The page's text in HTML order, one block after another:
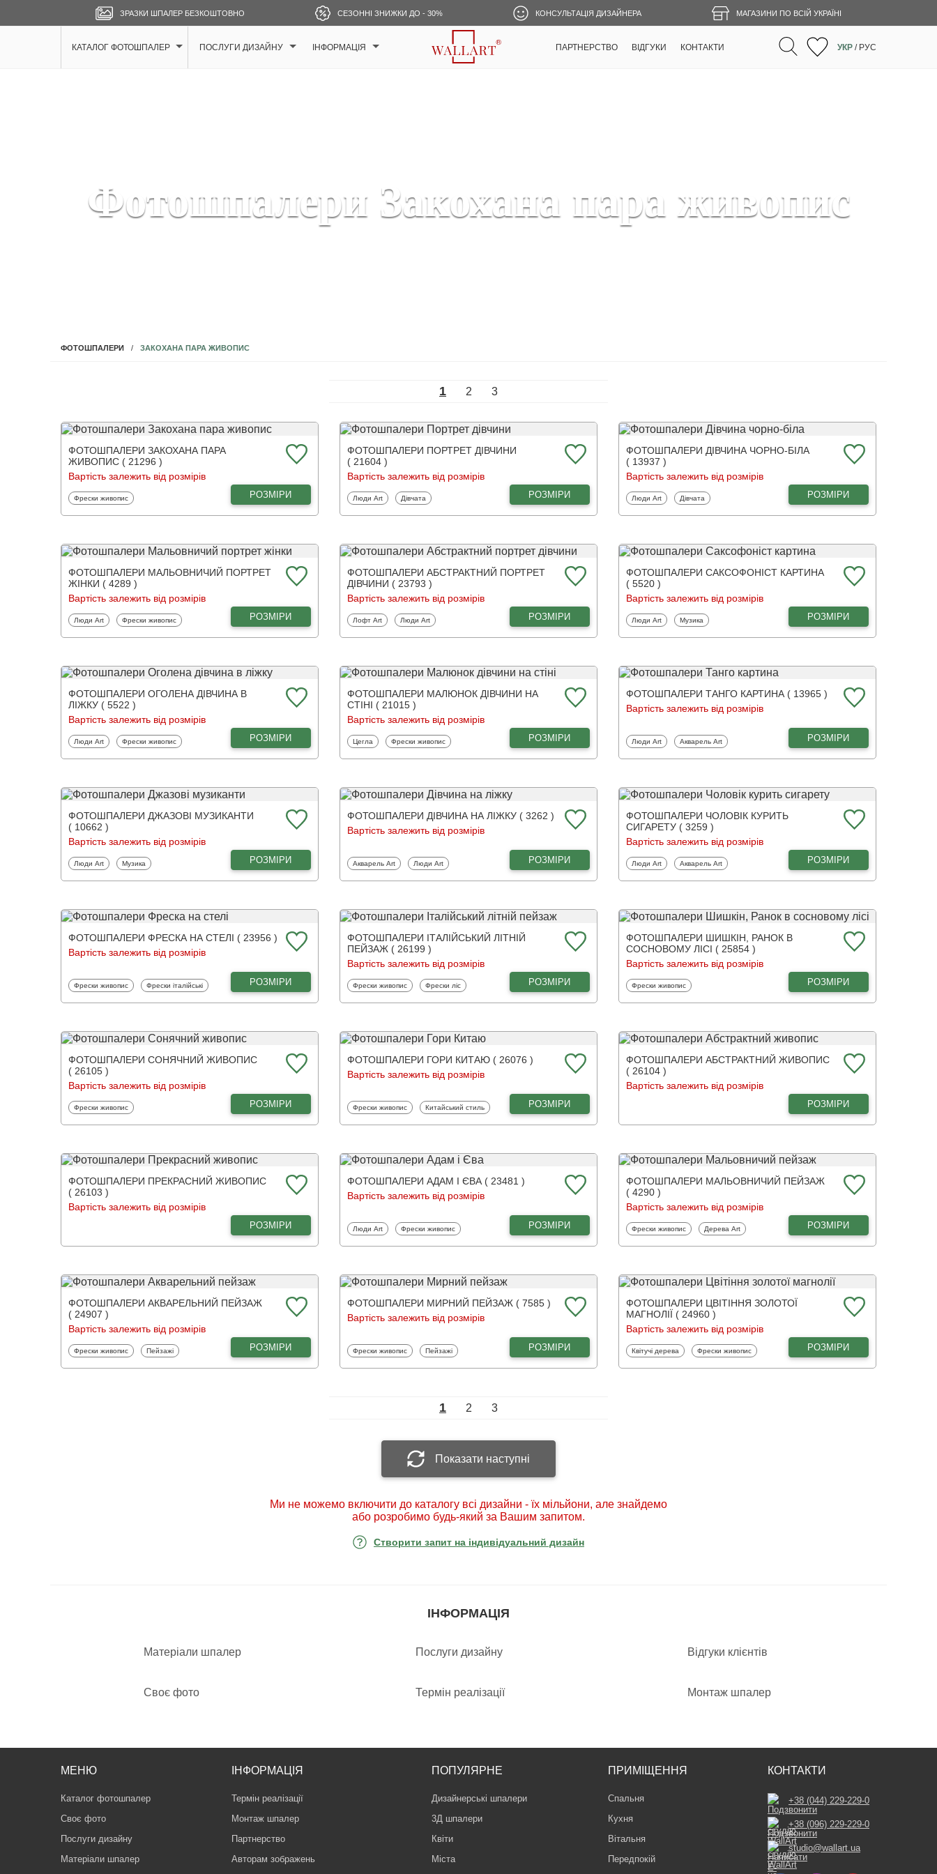
ЗРАЗКИ ШПАЛЕР БЕЗКОШТОВНО СЕЗОННІ ЗНИЖКИ ДО - 30% КОНСУЛЬТАЦІЯ ДИЗАЙНЕРА МАГАЗИНИ ПО ВСІЙ УКРАЇНІ
КАТАЛОГ ФОТОШПАЛЕР ПОСЛУГИ ДИЗАЙНУ ІНФОРМАЦІЯ ПАРТНЕРСТВО ВІДГУКИ КОНТАКТИ УКР / РУС
Фотошпалери Закохана пара живопис
ФОТОШПАЛЕРИ ЗАКОХАНА ПАРА ЖИВОПИС
1 2 3
ФОТОШПАЛЕРИ ЗАКОХАНА ПАРА
ЖИВОПИС ( 21296 )
Вартість залежить від розмірів
Фотошпалери
Фрески живопис РОЗМІРИ
ФОТОШПАЛЕРИ ПОРТРЕТ ДІВЧИНИ
( 21604 )
Вартість залежить від розмірів
Фотошпалери
Люди Art Фотошпалери
Дівчата РОЗМІРИ
ФОТОШПАЛЕРИ ДІВЧИНА ЧОРНО-БІЛА
( 13937 )
Вартість залежить від розмірів
Фотошпалери
Люди Art Фотошпалери
Дівчата РОЗМІРИ
ФОТОШПАЛЕРИ МАЛЬОВНИЧИЙ ПОРТРЕТ
ЖІНКИ ( 4289 )
Вартість залежить від розмірів
Фотошпалери
Люди Art Фотошпалери
Фрески живопис РОЗМІРИ
ФОТОШПАЛЕРИ АБСТРАКТНИЙ ПОРТРЕТ
ДІВЧИНИ ( 23793 )
Вартість залежить від розмірів
Фотошпалери
Лофт Art Фотошпалери
Люди Art РОЗМІРИ
ФОТОШПАЛЕРИ САКСОФОНІСТ КАРТИНА
( 5520 )
Вартість залежить від розмірів
Фотошпалери
Люди Art Фотошпалери
Музика РОЗМІРИ
ФОТОШПАЛЕРИ ОГОЛЕНА ДІВЧИНА В
ЛІЖКУ ( 5522 )
Вартість залежить від розмірів
Фотошпалери
Люди Art Фотошпалери
Фрески живопис РОЗМІРИ
ФОТОШПАЛЕРИ МАЛЮНОК ДІВЧИНИ НА
СТІНІ ( 21015 )
Вартість залежить від розмірів
Фотошпалери
Цегла Фотошпалери
Фрески живопис РОЗМІРИ
ФОТОШПАЛЕРИ ТАНГО КАРТИНА ( 13965 )
Вартість залежить від розмірів
Фотошпалери
Люди Art Фотошпалери
Акварель Art РОЗМІРИ
ФОТОШПАЛЕРИ ДЖАЗОВІ МУЗИКАНТИ
( 10662 )
Вартість залежить від розмірів
Фотошпалери
Люди Art Фотошпалери
Музика РОЗМІРИ
ФОТОШПАЛЕРИ ДІВЧИНА НА ЛІЖКУ ( 3262 )
Вартість залежить від розмірів
Фотошпалери
Акварель Art Фотошпалери
Люди Art РОЗМІРИ
ФОТОШПАЛЕРИ ЧОЛОВІК КУРИТЬ
СИГАРЕТУ ( 3259 )
Вартість залежить від розмірів
Фотошпалери
Люди Art Фотошпалери
Акварель Art РОЗМІРИ
ФОТОШПАЛЕРИ ФРЕСКА НА СТЕЛІ ( 23956 )
Вартість залежить від розмірів
Фотошпалери
Фрески живопис Фотошпалери
Фрески італійські РОЗМІРИ
ФОТОШПАЛЕРИ ІТАЛІЙСЬКИЙ ЛІТНІЙ
ПЕЙЗАЖ ( 26199 )
Вартість залежить від розмірів
Фотошпалери
Фрески живопис Фотошпалери
Фрески ліс РОЗМІРИ
ФОТОШПАЛЕРИ ШИШКІН, РАНОК В
СОСНОВОМУ ЛІСІ ( 25854 )
Вартість залежить від розмірів
Фотошпалери
Фрески живопис РОЗМІРИ
ФОТОШПАЛЕРИ СОНЯЧНИЙ ЖИВОПИС
( 26105 )
Вартість залежить від розмірів
Фотошпалери
Фрески живопис РОЗМІРИ
ФОТОШПАЛЕРИ ГОРИ КИТАЮ ( 26076 )
Вартість залежить від розмірів
Фотошпалери
Фрески живопис Фотошпалери
Китайський стиль РОЗМІРИ
ФОТОШПАЛЕРИ АБСТРАКТНИЙ ЖИВОПИС
( 26104 )
Вартість залежить від розмірів
РОЗМІРИ
ФОТОШПАЛЕРИ ПРЕКРАСНИЙ ЖИВОПИС
( 26103 )
Вартість залежить від розмірів
РОЗМІРИ
ФОТОШПАЛЕРИ АДАМ І ЄВА ( 23481 )
Вартість залежить від розмірів
Фотошпалери
Люди Art Фотошпалери
Фрески живопис РОЗМІРИ
ФОТОШПАЛЕРИ МАЛЬОВНИЧИЙ ПЕЙЗАЖ
( 4290 )
Вартість залежить від розмірів
Фотошпалери
Фрески живопис Фотошпалери
Дерева Art РОЗМІРИ
ФОТОШПАЛЕРИ АКВАРЕЛЬНИЙ ПЕЙЗАЖ
( 24907 )
Вартість залежить від розмірів
Фотошпалери
Фрески живопис Фотошпалери
Пейзажі РОЗМІРИ
ФОТОШПАЛЕРИ МИРНИЙ ПЕЙЗАЖ ( 7585 )
Вартість залежить від розмірів
Фотошпалери
Фрески живопис Фотошпалери
Пейзажі РОЗМІРИ
ФОТОШПАЛЕРИ ЦВІТІННЯ ЗОЛОТОЇ
МАГНОЛІЇ ( 24960 )
Вартість залежить від розмірів
Фотошпалери
Квітучі дерева Фотошпалери
Фрески живопис РОЗМІРИ
1 2 3
Показати наступні
Ми не можемо включити до каталогу всі дизайни - їх мільйони, але знайдемо
або розробимо будь-який за Вашим запитом.
Створити запит на індивідуальний дизайн
ІНФОРМАЦІЯ
Матеріали шпалер Послуги дизайну Відгуки клієнтів
Своє фото Термін реалізації Монтаж шпалер
МЕНЮ
Каталог фотошпалер
Своє фото
Послуги дизайну
Матеріали шпалер
ІНФОРМАЦІЯ
Термін реалізації
Монтаж шпалер
Партнерство
Авторам зображень
ПОПУЛЯРНЕ
Дизайнерські шпалери
3Д шпалери
Квіти
Міста
ПРИМІЩЕННЯ
Спальня
Кухня
Вітальня
Передпокій
КОНТАКТИ
+38 (044) 229-229-0
+38 (096) 229-229-0
studio@wallart.ua